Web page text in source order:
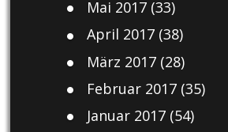
Mai 2017(33)
April 2017(38)
März 2017(28)
Februar 2017(35)
Januar 2017(54)